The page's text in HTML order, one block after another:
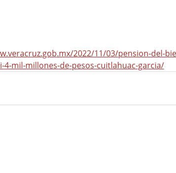
2022/11/03/pension-del-
4-mil-millones-de-pesos-cuitlahuac-garcia/